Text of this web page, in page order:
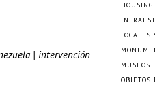
| intervención
HOUSING
LOCALES
MUSEOS
OBJETOS